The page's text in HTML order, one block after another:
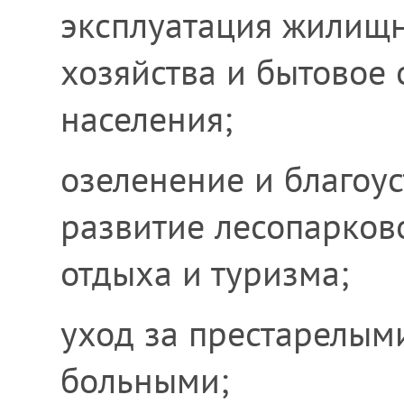
эксплуатация
хозяйства и
населения;
озеленение и
развитие
отдыха и туризма;
уход за
больными;